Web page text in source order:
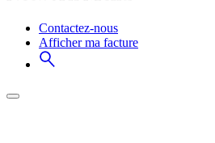
Contactez-nous
Afficher ma facture